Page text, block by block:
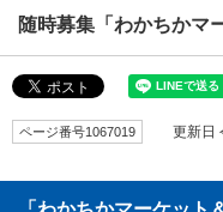
随時募集「わかちかマ
ページ番号1067019 更新日